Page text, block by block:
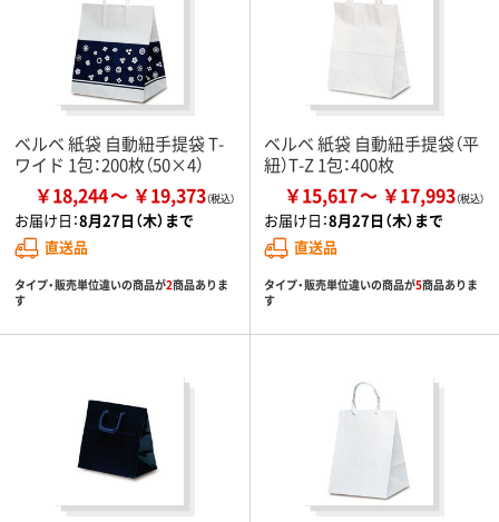
ベルベ 紙袋 自動紐手提袋 T-
ワイド 1包：200枚（50×4）
￥18,244 ￥19,373
お届け日：8月27日（木）まで
直送品
タイプ・販売単位違いの商品が2商品ありま
す
ベルベ 紙袋 自動紐手提袋（平
紐）T-Z 1包：400枚
￥15,617 ￥17,993
お届け日：8月27日（木）まで
直送品
タイプ・販売単位違いの商品が5商品ありま
す